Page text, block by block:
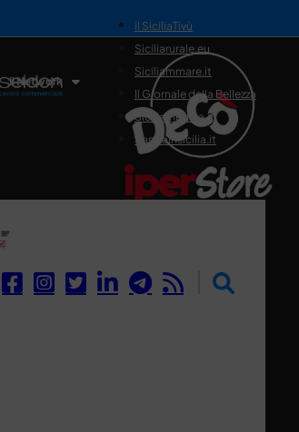
Il Network
il SiciliaTivù
Siciliarurale.eu
Siciliammare.it
Il Giornale della Bellezza
Siciliamedica.it
Sanitainsicilia.it